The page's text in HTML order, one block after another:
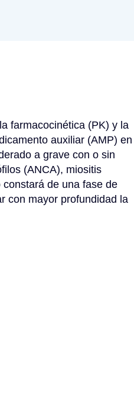
farmacocinética (PK) y la
auxiliar (AMP) en
a grave con o sin
(ANCA), miositis
de una fase de
con mayor profundidad la